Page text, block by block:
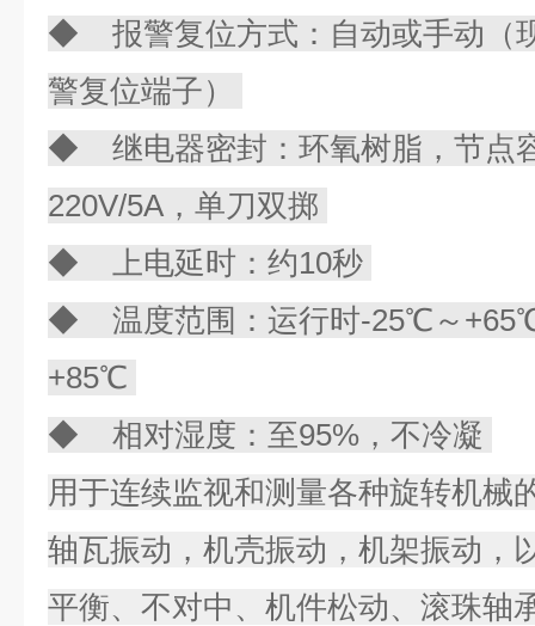
◆ 报警复位方式：自动或手动（
警复位端子）
◆ 继电器密封：环氧树脂，节点
220V/5A，单刀双掷
◆ 上电延时：约10秒
◆ 温度范围：运行时-25℃～
+85℃
◆ 相对湿度：至95%，不冷凝
用于连续监视和测量各种旋转机械
轴瓦振动，机壳振动，机架振动，
平衡、不对中、机件松动、滚珠轴